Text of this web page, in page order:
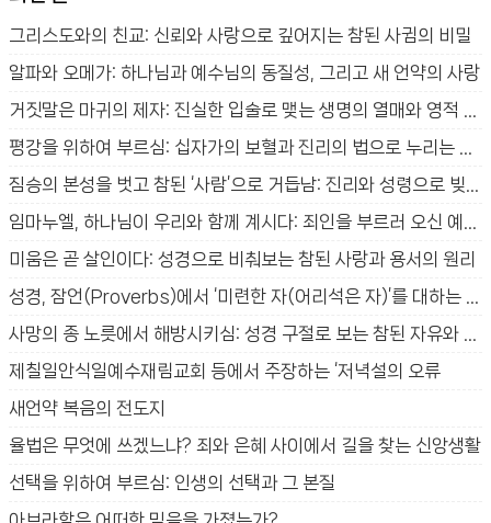
그리스도와의 친교: 신뢰와 사랑으로 깊어지는 참된 사귐의 비밀
알파와 오메가: 하나님과 예수님의 동질성, 그리고 새 언약의 사랑
미움은 곧 살인이다: 성경으로 비춰보는 참된 사랑과 용서의 원리
제칠일안식일예수재림교회 등에서 주장하는 ‘저녁설의 오류
새언약 복음의 전도지
율법은 무엇에 쓰겠느냐? 죄와 은혜 사이에서 길을 찾는 신앙생활
선택을 위하여 부르심: 인생의 선택과 그 본질